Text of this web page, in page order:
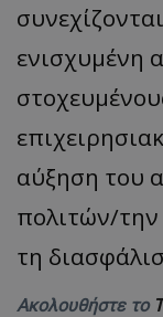
ενισχυμένη
αύξηση του
πολιτών/
τη
Ακολουθήστε το